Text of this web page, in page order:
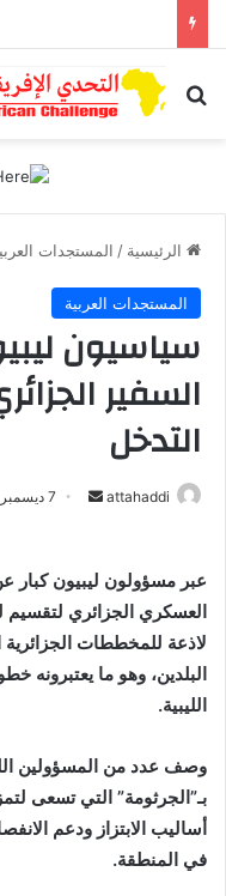
بحث عن
الرئيسية / المستجدات
المستجدات العربية
سياسيون
السفير
التدخل
attahaddi
أرسل 7 ديسمبر 2024
عبر مسؤولون ليبيون كبار
العسكري الجزائري لتقسيم
لاذعة للمخططات
البلدين، وهو ما
الليبية.
وصف عدد من المسؤولين
بـ”الجرثومة” التي تسعى
أساليب الابتزاز ودعم
في المنطقة.